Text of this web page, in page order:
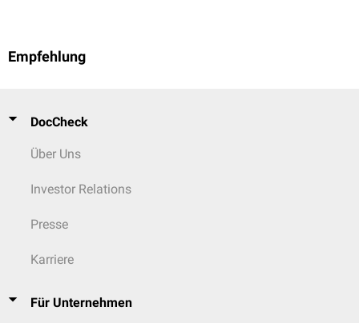
Empfehlung
DocCheck
Über Uns
Investor Relations
Presse
Karriere
Für Unternehmen